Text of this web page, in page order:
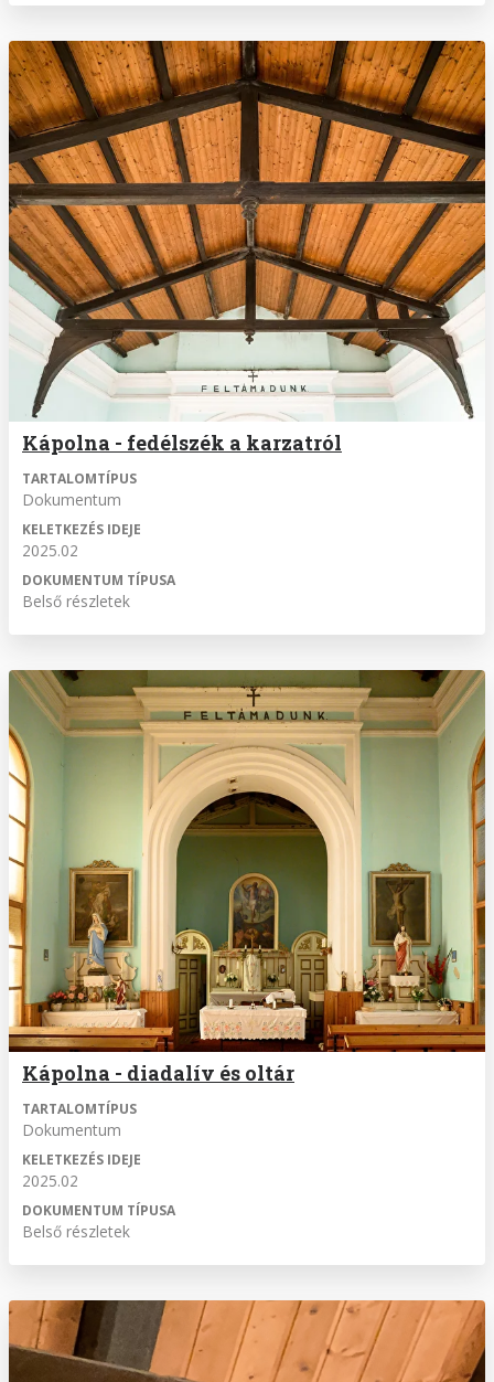
Kápolna - fedélszék a karzatról
TARTALOMTÍPUS
Dokumentum
KELETKEZÉS IDEJE
2025.02
DOKUMENTUM TÍPUSA
Belső részletek
Kápolna - diadalív és oltár
TARTALOMTÍPUS
Dokumentum
KELETKEZÉS IDEJE
2025.02
DOKUMENTUM TÍPUSA
Belső részletek